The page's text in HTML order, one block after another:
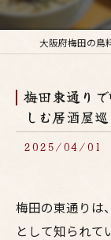
梅田東通り
しむ居酒屋巡
2025/04/01
梅田の東通りは
として知られて